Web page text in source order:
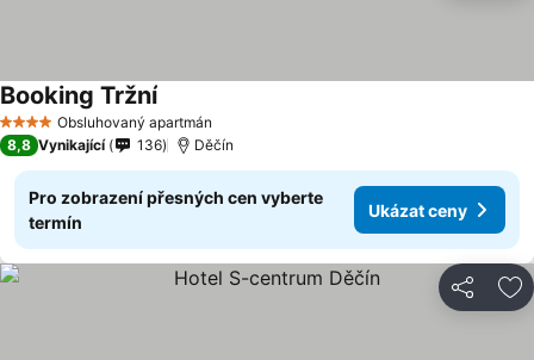
4 Počet hvězdiček
Obsluhovaný apartmán
Booking TržníUkázat ceny
8,8 Vynikající 136 Děčín
Pro zobrazení přesných cen vyberte
termín
Ukázat ceny
Sdílet